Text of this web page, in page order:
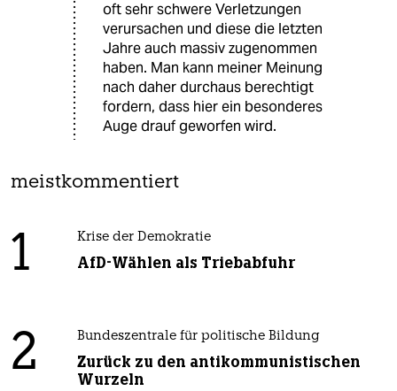
oft sehr schwere Verletzungen
verursachen und diese die letzten
Jahre auch massiv zugenommen
haben. Man kann meiner Meinung
nach daher durchaus berechtigt
fordern, dass hier ein besonderes
Auge drauf geworfen wird.
meistkommentiert
1 Krise der Demokratie
AfD-Wählen als Triebabfuhr
2 Bundeszentrale für politische Bildung
Zurück zu den antikommunistischen
Wurzeln